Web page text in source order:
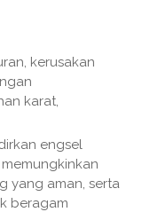
kerusakan
karat,
engsel
yang aman, serta
beragam